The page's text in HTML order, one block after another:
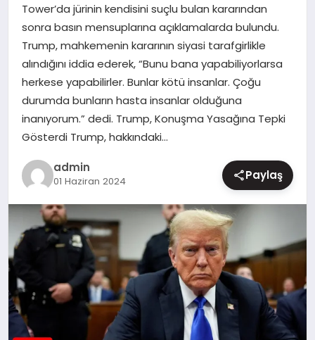
MAGAZIN
Tower’da jürinin kendisini suçlu bulan kararından
sonra basın mensuplarına açıklamalarda bulundu.
Trump, mahkemenin kararının siyasi tarafgirlikle
alındığını iddia ederek, “Bunu bana yapabiliyorlarsa
herkese yapabilirler. Bunlar kötü insanlar. Çoğu
durumda bunların hasta insanlar olduğuna
inanıyorum.” dedi. Trump, Konuşma Yasağına Tepki
Gösterdi Trump, hakkındaki…
admin
01 Haziran 2024 Paylaş